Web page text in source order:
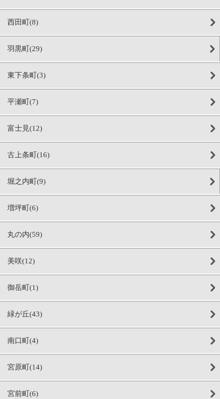
西田町(8)
羽黒町(29)
東下条町(3)
平瀬町(7)
富士見(12)
古上条町(16)
堀之内町(9)
増坪町(6)
丸の内(59)
美咲(12)
御岳町(1)
緑が丘(43)
南口町(4)
宮原町(14)
宮前町(6)